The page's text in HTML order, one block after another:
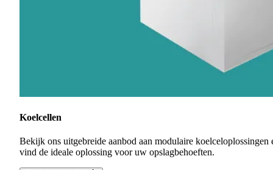
Koelcellen
Bekijk ons uitgebreide aanbod aan modulaire koelceloplossingen
vind de ideale oplossing voor uw opslagbehoeften.